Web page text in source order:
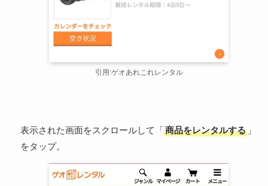
引用:ゲオあれこれレンタル
表示された画面をスクロールして「商品をレンタルする」
をタップ。